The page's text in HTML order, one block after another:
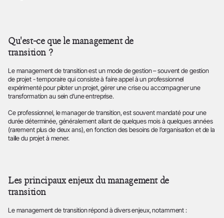
Qu'est-ce que le management de
transition ?
Le management de transition est un mode de gestion – souvent de gestion
de projet - temporaire qui consiste à faire appel à un professionnel
expérimenté pour piloter un projet, gérer une crise ou accompagner une
transformation au sein d’une entreprise.
Ce professionnel, le manager de transition, est souvent mandaté pour une
durée déterminée, généralement allant de quelques mois à quelques années
(rarement plus de deux ans), en fonction des besoins de l’organisation et de la
taille du projet à mener.
Les principaux enjeux du management de
transition
Le management de transition répond à divers enjeux, notamment :